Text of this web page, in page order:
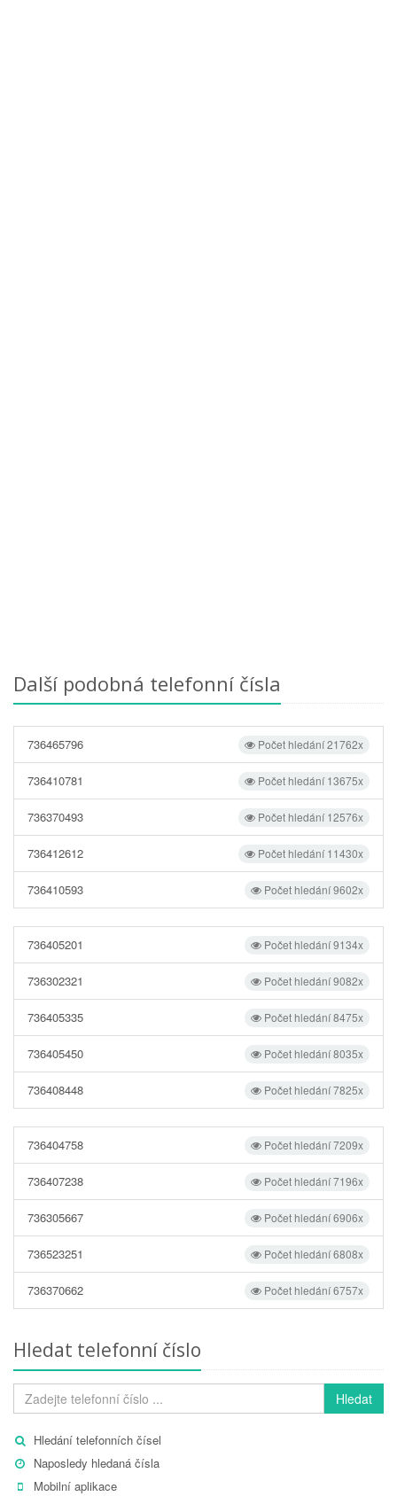
Další podobná telefonní čísla
Počet hledání 21762x
736465796
Počet hledání 13675x
736410781
Počet hledání 12576x
736370493
Počet hledání 11430x
736412612
Počet hledání 9602x
736410593
Počet hledání 9134x
736405201
Počet hledání 9082x
736302321
Počet hledání 8475x
736405335
Počet hledání 8035x
736405450
Počet hledání 7825x
736408448
Počet hledání 7209x
736404758
Počet hledání 7196x
736407238
Počet hledání 6906x
736305667
Počet hledání 6808x
736523251
Počet hledání 6757x
736370662
Hledat telefonní číslo
Hledat
Hledání telefonních čísel
Naposledy hledaná čísla
Mobilní aplikace